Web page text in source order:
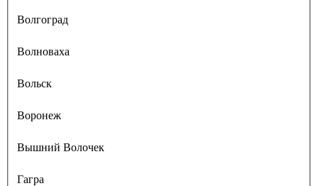
Волгоград
Волноваха
Вольск
Воронеж
Вышний Волочек
Гагра